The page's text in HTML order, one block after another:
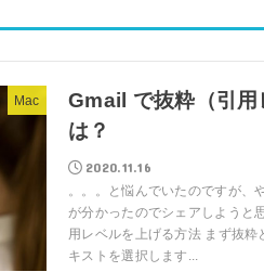
Mac
Gmail で抜粋（引
は？
2020.11.16
。。。と悩んでいたのですが、
が分かったのでシェアしようと
用レベルを上げる方法 まず抜
キストを選択します...